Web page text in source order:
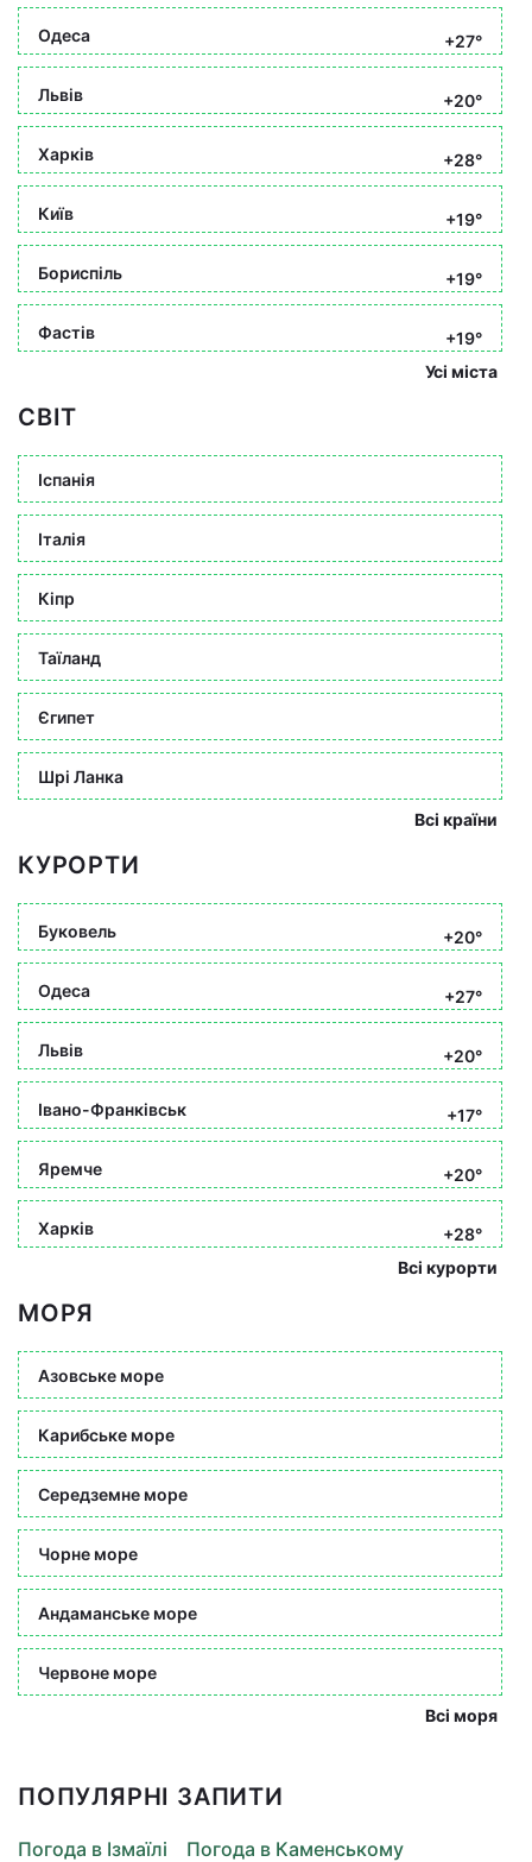
Одеса +27°
Львів +20°
Харків +28°
Київ +19°
Бориспіль +19°
Фастів
+19°
Усі міста
СВІТ
Іспанія
Італія
Кіпр
Таїланд
Єгипет
Шрі Ланка
Всі країни
КУРОРТИ
Буковель +20°
Одеса +27°
Львів +20°
Івано-Франківськ +17°
Яремче +20°
Харків
+28°
Всі курорти
МОРЯ
Азовське море
Карибське море
Середземне море
Чорне море
Андаманське море
Червоне море
Всі моря
ПОПУЛЯРНІ ЗАПИТИ
Погода в Ізмаїлі
Погода в Каменському